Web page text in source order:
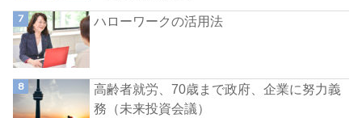
ハローワークの活用法
高齢者就労、70歳まで政府、企業に努力義
務（未来投資会議）